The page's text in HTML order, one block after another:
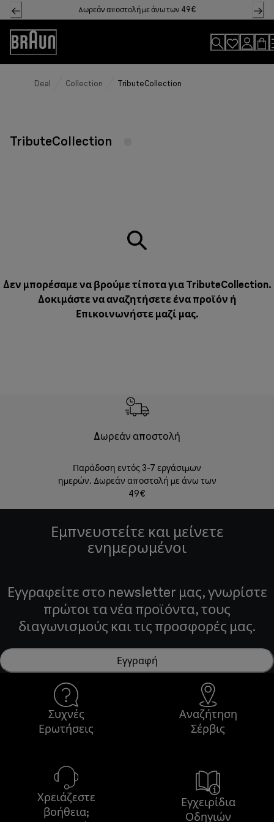
Skip
to
Content
Δωρεάν αποστολή με άνω των 49€
Accessibility
Statement
Deal Collection TributeCollection
TributeCollection
Δεν μπορέσαμε να βρούμε τίποτα για TributeCollection.
Δοκιμάστε να αναζητήσετε ένα προϊόν ή
Επικοινωνήστε μαζί μας.
Δωρεάν αποστολή
Παράδοση εντός 3-7 εργάσιμων
ημερών. Δωρεάν αποστολή με άνω των
49€
Εμπνευστείτε και μείνετε
ενημερωμένοι
Εγγραφείτε στο newsletter μας, γνωρίστε
πρώτοι τα νέα προϊόντα, τους
διαγωνισμούς και τις προσφορές μας.
Εγγραφή
Συχνές
Ερωτήσεις
Αναζήτηση
Σέρβις
Χρειάζεστε
βοήθεια;
Εγχειρίδια
Οδηγιών